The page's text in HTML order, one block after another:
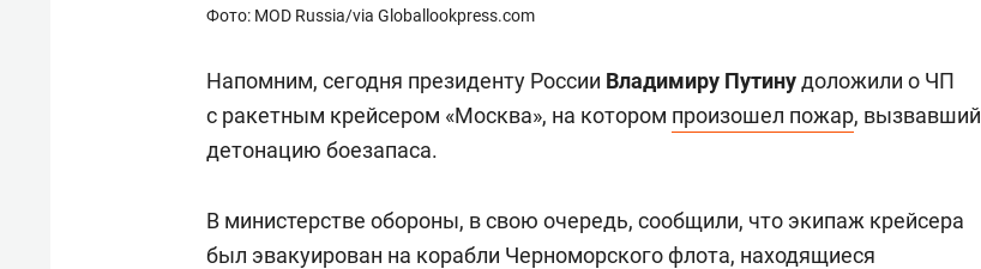
Фото: MOD Russia/via Globallookpress.com
Напомним, сегодня президенту России Владимиру Путинудоложили о ЧП
с ракетным крейсером «Москва», на котором произошел пожар, вызвавший
детонацию боезапаса.
В министерстве обороны, в свою очередь, сообщили, что экипаж крейсера
был эвакуирован на корабли Черноморского флота, находящиеся